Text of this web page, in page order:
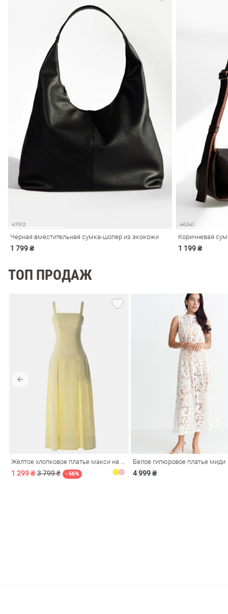
Черная вместительная сумка-шопер из экокожи
1 799 ₴
Коричневая
1 199 ₴
ТОП ПРОДАЖ
1 299 ₴ 3 799 ₴ - 66%
Белое гипюровое платье миди
4 999 ₴